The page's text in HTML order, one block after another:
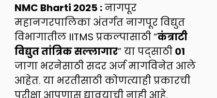
NMC Bharti 2025 :नागपूर
महानगरपालिका अंतर्गत नागपूर विद्युत
विभागातील IITMS प्रकल्पासाठी “कंत्राटी
विद्युत तांत्रिक सल्लागार” या पद्साठी 01
जागा भरनेसाठी सदर अर्ज मागविनेत आले
आहेत. या भरतीसाठी कोणत्याही प्रकारची
परीक्षा आपणास द्यावयाची नाही आहे.